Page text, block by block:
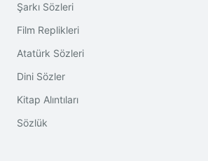
Şarkı Sözleri
Film Replikleri
Atatürk Sözleri
Dini Sözler
Kitap Alıntıları
Sözlük